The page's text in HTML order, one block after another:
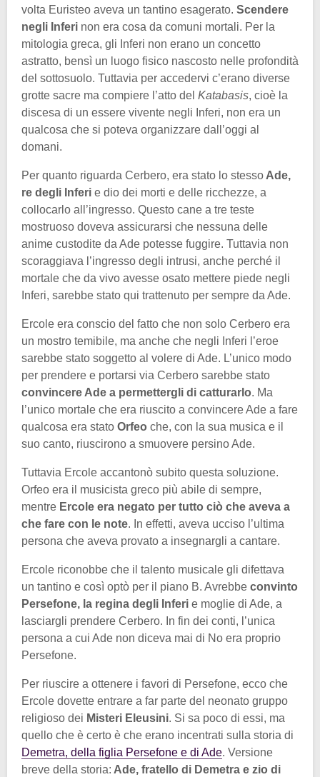
volta Euristeo aveva un tantino esagerato. Scendere
negli Inferi non era cosa da comuni mortali. Per la
mitologia greca, gli Inferi non erano un concetto
astratto, bensì un luogo fisico nascosto nelle profondità
del sottosuolo. Tuttavia per accedervi c’erano diverse
grotte sacre ma compiere l’atto del Katabasis, cioè la
discesa di un essere vivente negli Inferi, non era un
qualcosa che si poteva organizzare dall’oggi al
domani.
Per quanto riguarda Cerbero, era stato lo stesso Ade,
re degli Inferi e dio dei morti e delle ricchezze, a
collocarlo all’ingresso. Questo cane a tre teste
mostruoso doveva assicurarsi che nessuna delle
anime custodite da Ade potesse fuggire. Tuttavia non
scoraggiava l’ingresso degli intrusi, anche perché il
mortale che da vivo avesse osato mettere piede negli
Inferi, sarebbe stato qui trattenuto per sempre da Ade.
Ercole era conscio del fatto che non solo Cerbero era
un mostro temibile, ma anche che negli Inferi l’eroe
sarebbe stato soggetto al volere di Ade. L’unico modo
per prendere e portarsi via Cerbero sarebbe stato
convincere Ade a permettergli di catturarlo. Ma
l’unico mortale che era riuscito a convincere Ade a fare
qualcosa era stato Orfeo che, con la sua musica e il
suo canto, riuscirono a smuovere persino Ade.
Tuttavia Ercole accantonò subito questa soluzione.
Orfeo era il musicista greco più abile di sempre,
mentre Ercole era negato per tutto ciò che aveva a
che fare con le note. In effetti, aveva ucciso l’ultima
persona che aveva provato a insegnargli a cantare.
Ercole riconobbe che il talento musicale gli difettava
un tantino e così optò per il piano B. Avrebbe convinto
Persefone, la regina degli Inferi e moglie di Ade, a
lasciargli prendere Cerbero. In fin dei conti, l’unica
persona a cui Ade non diceva mai di No era proprio
Persefone.
Per riuscire a ottenere i favori di Persefone, ecco che
Ercole dovette entrare a far parte del neonato gruppo
religioso dei Misteri Eleusini. Si sa poco di essi, ma
quello che è certo è che erano incentrati sulla storia di
Demetra, della figlia Persefone e di Ade. Versione
breve della storia: Ade, fratello di Demetra e zio di